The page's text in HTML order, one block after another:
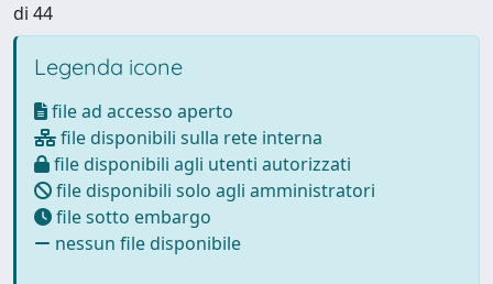
di 44
Legenda icone
file ad accesso aperto
file disponibili sulla rete interna
file disponibili agli utenti autorizzati
file disponibili solo agli amministratori
file sotto embargo
nessun file disponibile